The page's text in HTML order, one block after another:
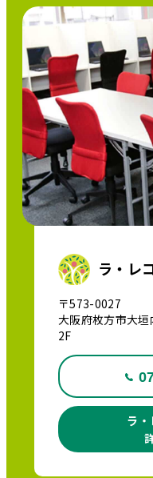
ラ・レ
〒573-0027
大阪府枚方市大
2F
ラ・